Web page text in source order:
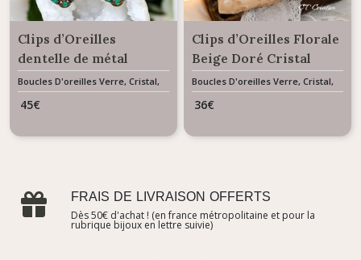
Clips d’Oreilles
dentelle de métal
Floral Emeraude
Boucles D'oreilles Verre, Cristal,
Résine & Céramique
45€
Clips d’Oreilles Florale
Beige Doré Cristal
Boucles D'oreilles Verre, Cristal,
Résine & Céramique
36€
FRAIS DE LIVRAISON OFFERTS
Dès 50€ d'achat ! (en france métropolitaine et pour la
rubrique bijoux en lettre suivie)